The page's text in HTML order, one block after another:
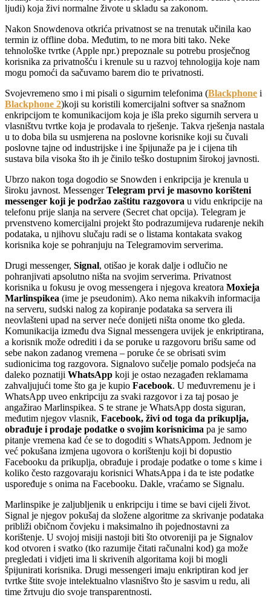
ljudi) koja živi normalne živote u skladu sa zakonom.
Nakon Snowdenova otkrića privatnost se na trenutak učinila kao
termin iz offline doba. Međutim, to ne mora biti tako. Neke
tehnološke tvrtke (Apple npr.) prepoznale su potrebu prosječnog
korisnika za privatnošću i krenule su u razvoj tehnologija koje nam
mogu pomoći da sačuvamo barem dio te privatnosti.
Svojevremeno smo i mi pisali o sigurnim telefonima (Blackphone i
Blackphone 2)koji su koristili komercijalni softver sa snažnom
enkripcijom te komunikacijom koja je išla preko sigurnih servera u
vlasništvu tvrtke koja je prodavala to rješenje. Takva rješenja nastala
u to doba bila su usmjerena na poslovne korisnike koji su čuvali
poslovne tajne od industrijske i ine špijunaže pa je i cijena tih
sustava bila visoka što ih je činilo teško dostupnim širokoj javnosti.
Ubrzo nakon toga dogodio se Snowden i enkripcija je krenula u
široku javnost. MessengerTelegram prvi je masovno korišteni
messenger koji je podržao zaštitu razgovora u vidu enkripcije na
telefonu prije slanja na servere (Secret chat opcija). Telegram je
prvenstveno komercijalni projekt što podrazumijeva rudarenje nekih
podataka, u njihovu slučaju radi se o listama kontakata svakog
korisnika koje se pohranjuju na Telegramovim serverima.
Drugi messenger, Signal, otišao je korak dalje i odlučio ne
pohranjivati apsolutno ništa na svojim serverima. Privatnost
korisnika u fokusu je ovog messengera i njegova kreatora Moxieja
Marlinspikea (ime je pseudonim). Ako nema nikakvih informacija
na serveru, sudski nalog za kopiranje podataka sa servera ili
neovlašteni upad na server neće donijeti ništa onome tko gleda.
Komunikacija između dva Signal messengera uvijek je enkriptirana,
a korisnik može odrediti i da se poruke u razgovoru brišu same od
sebe nakon zadanog vremena – poruke će se obrisati svim
sudionicima tog razgovora. Signalovo sučelje pomalo podsjeća na
daleko poznatiji WhatsApp koji je ostao nezagađen reklamama
zahvaljujući tome što ga je kupio Facebook. U međuvremenu je i
WhatsApp uveo enkripciju za svaki razgovor i za taj posao je
angažirao Marlinspikea. S te strane je WhatsApp dosta siguran,
međutim njegov vlasnik, Facebook, živi od toga da prikuplja,
obrađuje i prodaje podatke o svojim korisnicima pa je samo
pitanje vremena kad će se to dogoditi s WhatsAppom. Jednom je
već pokušana izmjena ugovora o korištenju koji bi dopustio
Facebooku da prikuplja, obrađuje i prodaje podatke o tome s kime i
koliko često razgovaraju korisnici WhatsAppa i da te iste podatke
uspoređuje s onima na Facebooku. Dakle, vraćamo se Signalu.
Marlinspike je zaljubljenik u enkripciju i time se bavi cijeli život.
Signal je njegov pokušaj da složene algoritme za skrivanje podataka
približi običnom čovjeku i maksimalno ih pojednostavni za
korištenje. U svojoj misiji nastoji biti što otvoreniji pa je Signalov
kod otvoren i svatko (tko razumije čitati računalni kod) ga može
pregledati i vidjeti ima li skrivenih algoritama koji bi mogli
špijunirati korisnika. Drugi messengeri imaju enkriptiran kod jer
tvrtke štite svoje intelektualno vlasništvo što je sasvim u redu, ali
time žrtvuju dio svoje transparentnosti.